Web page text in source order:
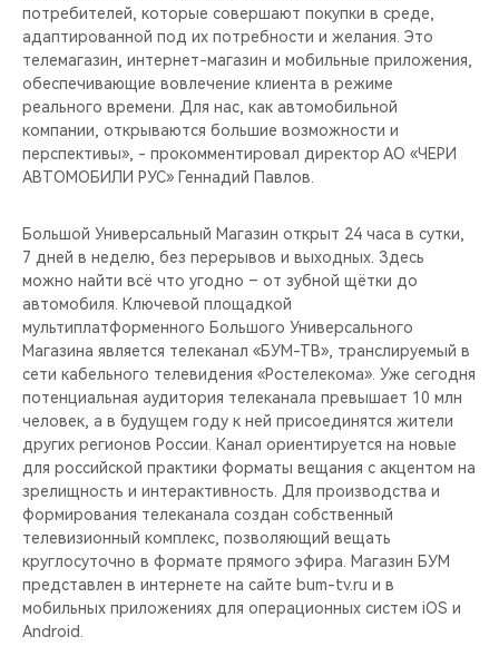
потребителей, которые совершают покупки в среде,
адаптированной под их потребности и желания. Это
телемагазин, интернет-магазин и мобильные приложения,
обеспечивающие вовлечение клиента в режиме
реального времени. Для нас, как автомобильной
компании, открываются большие возможности и
перспективы», - прокомментировал директор АО «ЧЕРИ
АВТОМОБИЛИ РУС» Геннадий Павлов.
Большой Универсальный Магазин открыт 24 часа в сутки,
7 дней в неделю, без перерывов и выходных. Здесь
можно найти всё что угодно – от зубной щётки до
автомобиля. Ключевой площадкой
мультиплатформенного Большого Универсального
Магазина является телеканал «БУМ-ТВ», транслируемый в
сети кабельного телевидения «Ростелекома». Уже сегодня
потенциальная аудитория телеканала превышает 10 млн
человек, а в будущем году к ней присоединятся жители
других регионов России. Канал ориентируется на новые
для российской практики форматы вещания с акцентом на
зрелищность и интерактивность. Для производства и
формирования телеканала создан собственный
телевизионный комплекс, позволяющий вещать
круглосуточно в формате прямого эфира. Магазин БУМ
представлен в интернете на сайте bum-tv.ru и в
мобильных приложениях для операционных систем iOS и
Android.